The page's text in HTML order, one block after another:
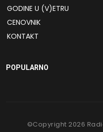
GODINE U (V)ETRU
CENOVNIK
KONTAKT
POPULARNO
©Copyright 2026